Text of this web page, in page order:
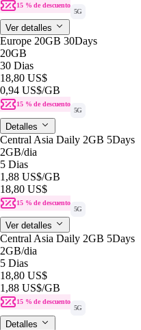
15 % de descuento
5G
Ver detalles
Europe 20GB 30Days
20GB
30 Dias
18,80 US$
0,94 US$/GB
15 % de descuento
5G
Detalles
Central Asia Daily 2GB 5Days
2GB/dia
5 Dias
1,88 US$/GB
18,80 US$
15 % de descuento
5G
Ver detalles
Central Asia Daily 2GB 5Days
2GB/dia
5 Dias
18,80 US$
1,88 US$/GB
15 % de descuento
5G
Detalles